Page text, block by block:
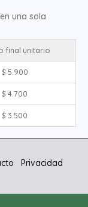
una sola
final unitario
$5.900
$4.700
$3.500
Privacidad